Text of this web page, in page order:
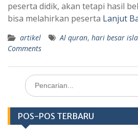
peserta didik, akan tetapi hasil
bisa melahirkan peserta Lanjut
artikel Al quran, hari besar
Comments
Search
for:
POS-POS TERBARU